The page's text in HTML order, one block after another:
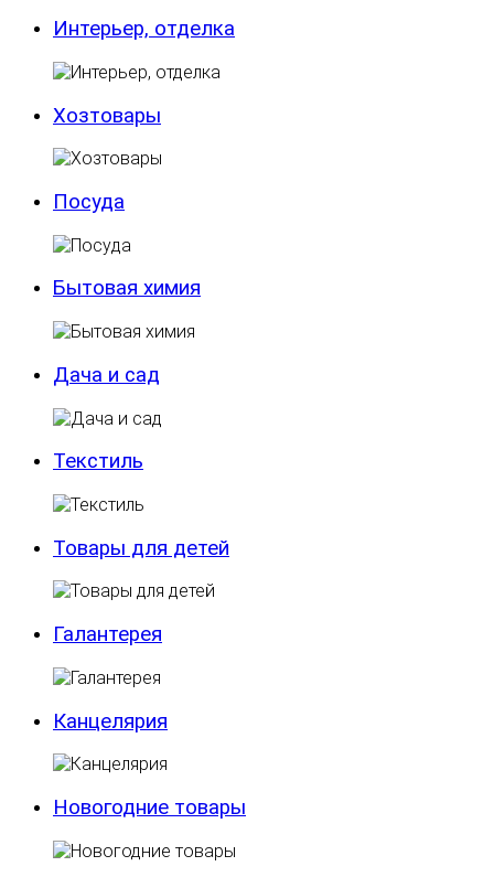
Интерьер, отделка
Хозтовары
Посуда
Бытовая химия
Дача и сад
Текстиль
Товары для детей
Галантерея
Канцелярия
Новогодние товары